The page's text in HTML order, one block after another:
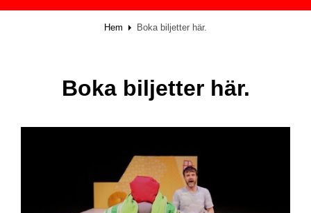
Hem Boka biljetter här.
Boka biljetter här.